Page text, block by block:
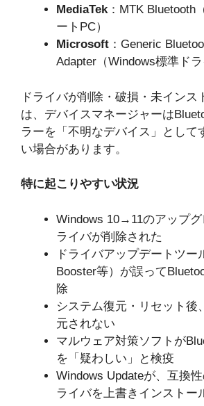
MediaTek：MTK Bluetooth
ートPC）
Microsoft ：Generic
Adapter（Windows標準ドラ
ドライバが削除・破損・未インス
は、デバイスマネージャーは
ラーを「不明なデバイス」として
い場合があります。
特に起こりやすい状況
Windows 10→11のアップ
ライバが削除された
ドライバアップデートツー
Booster等）が誤って
除
システム復元・リセット後
元されない
マルウェア対策ソフトが
を「疑わしい」と検疫
Windows Updateが、互換
ライバを上書きインストー